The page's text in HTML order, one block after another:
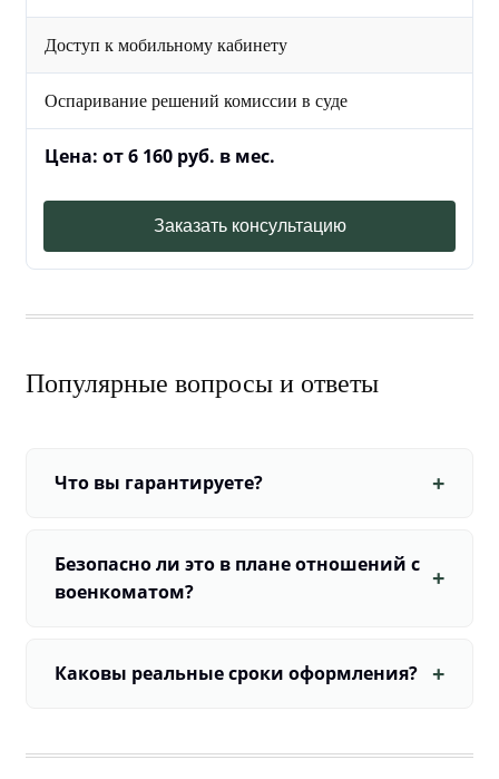
Доступ к мобильному кабинету
Оспаривание решений комиссии в суде
Цена: от 6 160 руб. в мес.
Заказать консультацию
Популярные вопросы и ответы
Что вы гарантируете?
Безопасно ли это в плане отношений с
военкоматом?
Каковы реальные сроки оформления?